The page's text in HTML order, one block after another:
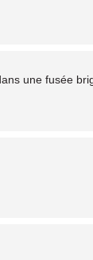
une fusée